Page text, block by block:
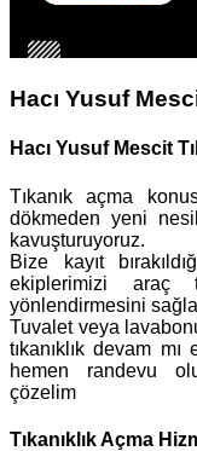
Hacı Yusuf
Hacı Yusuf Mescit
Tıkanık açma
dökmeden yeni
kavuşturuyoruz.
Bize kayıt
ekiplerimizi araç
yönlendirmesini
Tuvalet veya
tıkanıklık devam
hemen randevu
çözelim
Tıkanıklık Açma